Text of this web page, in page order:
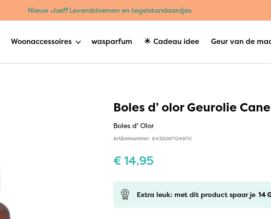
Nieuw Joeff Levensbloemen en tegelstandaardjes
Woonaccessoires wasparfum 🌟 Cadeau idee Geur van de
Boles d’ olor Geurolie
Boles d' Olor
Artikelnummer: 8432097124970
€14,95
Extra leuk: met dit product spaar je 14